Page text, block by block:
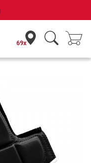
69x